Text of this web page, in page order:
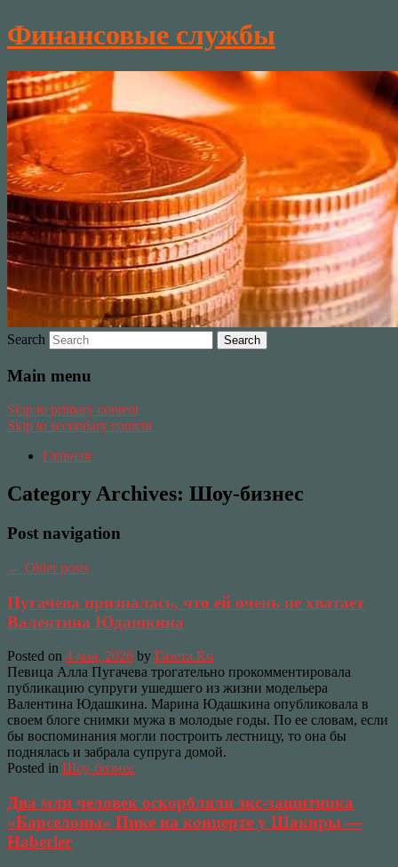
Финансовые службы
Search
Main menu
Skip to primary content
Skip to secondary content
Главная
Category Archives: Шоу-бизнес
Post navigation
← Older posts
Пугачева призналась, что ей очень не хватает
Валентина Юдашкина
Posted on 4 мая, 2026 by Газета.Ru
Певица Алла Пугачева трогательно прокомментировала
публикацию супруги ушедшего из жизни модельера
Валентина Юдашкина. Марина Юдашкина опубликовала в
своем блоге снимки мужа в молодые годы. По ее словам, если
бы воспоминания могли построить лестницу, то она бы
поднялась и забрала супруга домой.
Posted in Шоу-бизнес
Два млн человек оскорбляли экс-защитника
«Барселоны» Пике на концерте у Шакиры —
Haberler